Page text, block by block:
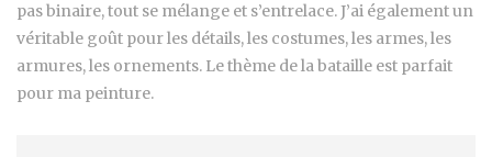
pas binaire, tout se mélange et s’entrelace. J’ai également un
véritable goût pour les détails, les costumes, les armes, les
armures, les ornements. Le thème de la bataille est parfait
pour ma peinture.